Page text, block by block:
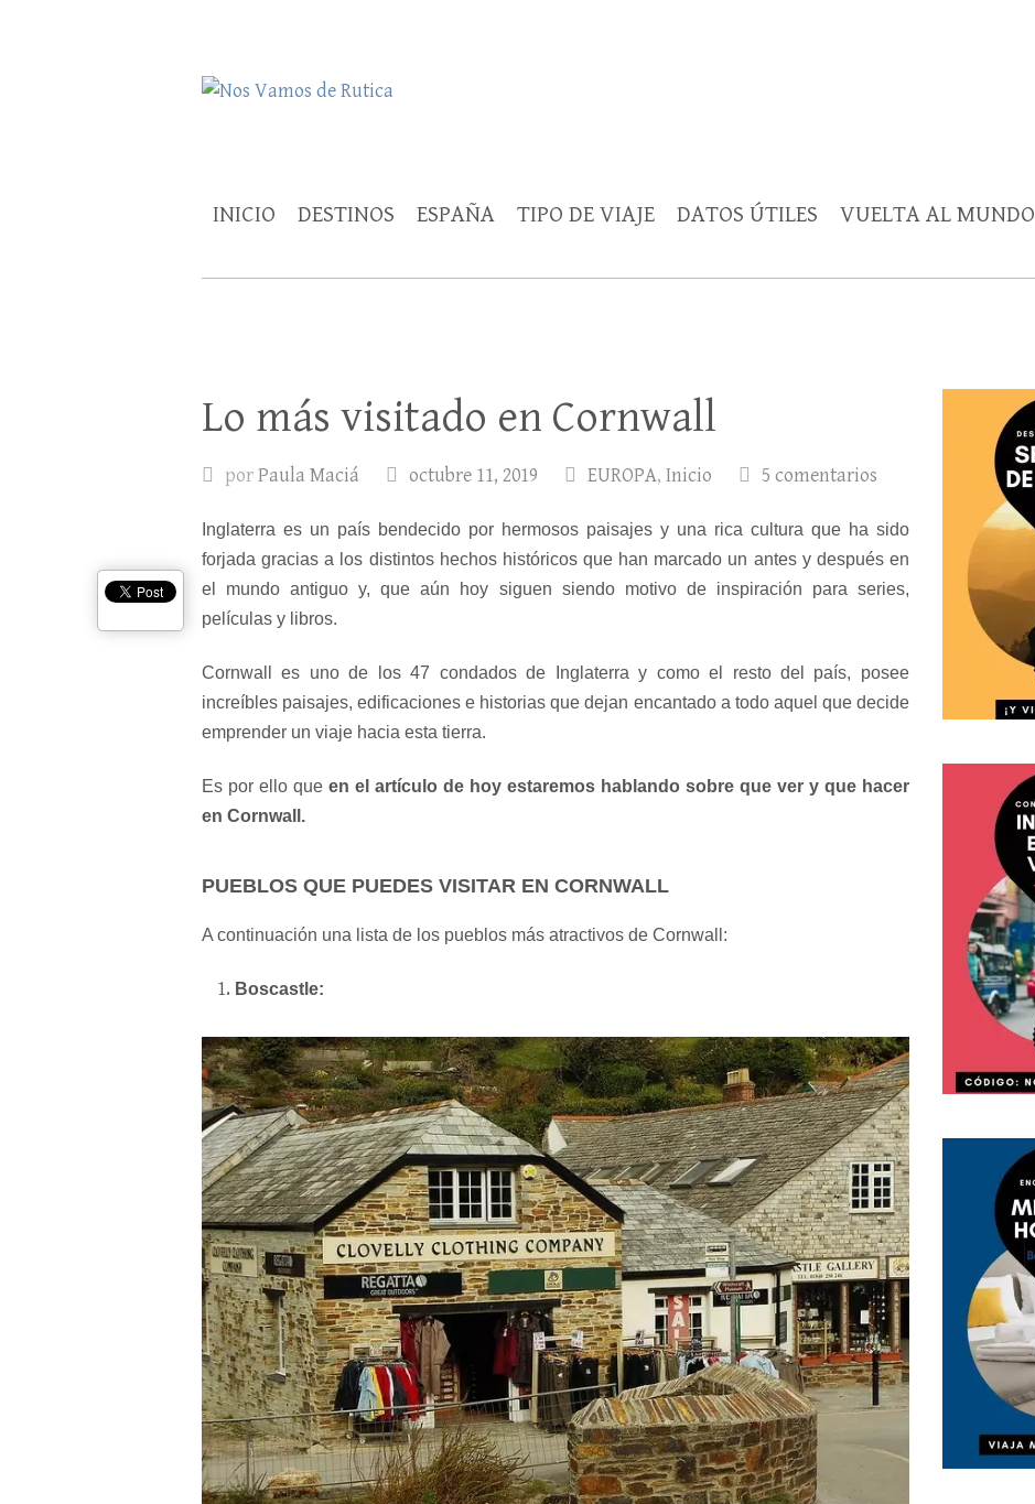
Nos Vamos de Rutica
INICIO DESTINOS ESPAÑA TIPO DE VIAJE DATOS ÚTILES VUELTA AL MUNDO
Lo más visitado en Cornwall
porPaula Maciá octubre 11, 2019 EUROPA, Inicio 5 comentarios
Inglaterra es un país bendecido por hermosos paisajes y una rica cultura que ha sido
forjada gracias a los distintos hechos históricos que han marcado un antes y después en
el mundo antiguo y, que aún hoy siguen siendo motivo de inspiración para series,
películas y libros.
Cornwall es uno de los 47 condados de Inglaterra y como el resto del país, posee
increíbles paisajes, edificaciones e historias que dejan encantado a todo aquel que decide
emprender un viaje hacia esta tierra.
Es por ello que en el artículo de hoy estaremos hablando sobre que ver y que hacer
en Cornwall.
PUEBLOS QUE PUEDES VISITAR EN CORNWALL
A continuación una lista de los pueblos más atractivos de Cornwall:
Boscastle: